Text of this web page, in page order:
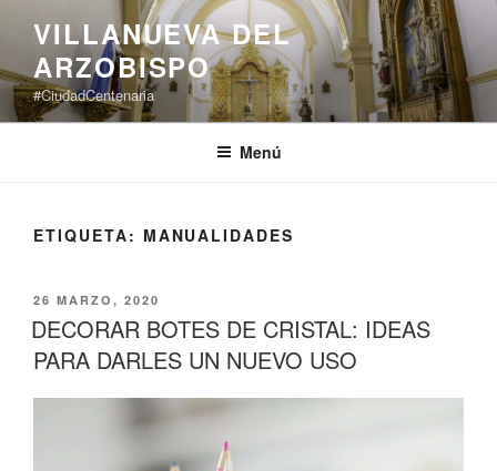
contenido
VILLANUEVA DEL
ARZOBISPO
#CiudadCentenaria
Menú
ETIQUETA: MANUALIDADES
PUBLICADO
EL
26 MARZO, 2020
DECORAR BOTES DE CRISTAL: IDEAS
PARA DARLES UN NUEVO USO